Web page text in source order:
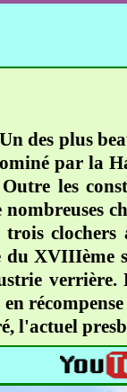
des plus
par la
les
nombreuses
trois
du XVIIIème
l'actuel